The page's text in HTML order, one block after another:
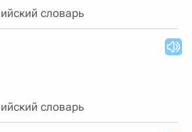
словарь
словарь